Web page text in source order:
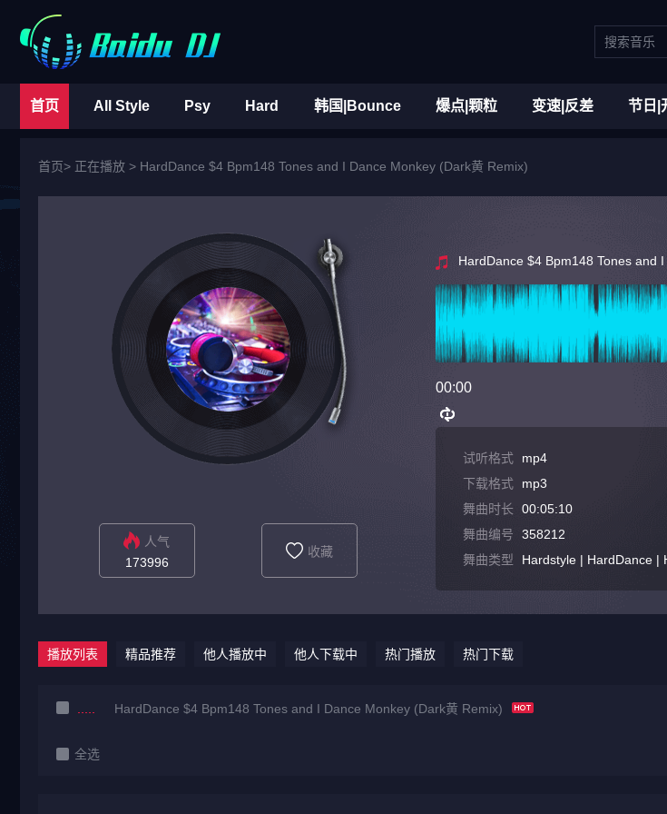
首页 All Style Psy Hard 韩国|Bounce 爆点|颗粒 变速|反差 节日|
首页> 正在播放 > HardDance $4 Bpm148 Tones and I Dance Monkey (Dark黄 Remix)
人气
173996
收藏
HardDance $4 Bpm148 Tones and
00:00
试听格式 mp4
下载格式
mp3
舞曲时长
00:05:10
舞曲编号
358212
舞曲类型
Hardstyle | HardDance |
播放列表 精品推荐 他人播放中 他人下载中 热门播放 热门下载
HardDance $4 Bpm148 Tones and I Dance Monkey (Dark黄 Remix)
全选